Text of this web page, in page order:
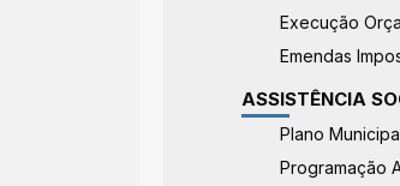
Execução
Emendas
ASSISTÊNCIA
Plano
Programação